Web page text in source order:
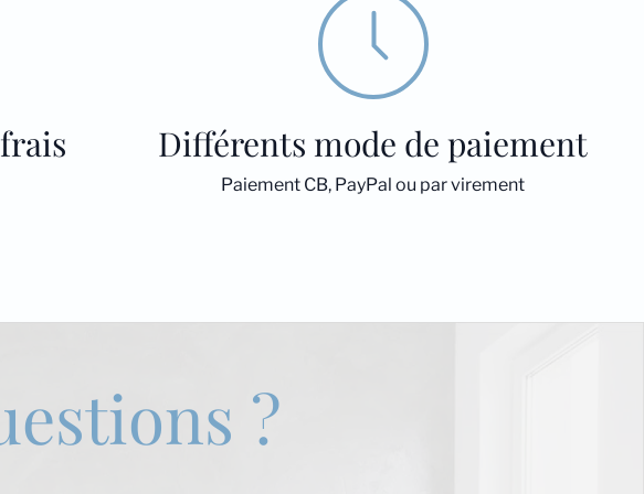
Différents mode de paiement
Paiement CB, PayPal ou par virement
?